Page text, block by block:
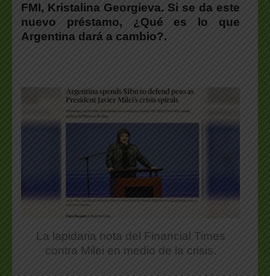
FMI, Kristalina Georgieva. Si se da este
nuevo préstamo, ¿Qué es lo que
Argentina dará a cambio?.
La lapidaria nota del Financial Times
contra Milei en medio de la crisis.